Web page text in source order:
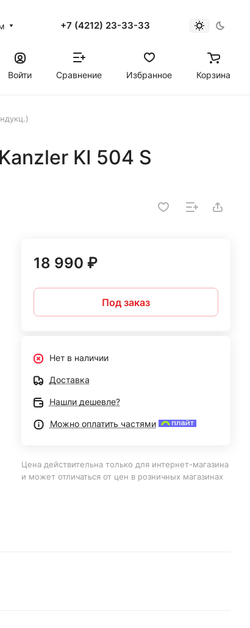
+7 (4212) 23-33-33
Войти
Сравнение Избранное Корзина
KI 504 S
18 990 ₽
Под заказ
Нет в наличии
Доставка
Нашли дешевле?
Можно оплатить частями
Цена действительна только для интернет-магазина
и может отличаться от цен в розничных магазинах